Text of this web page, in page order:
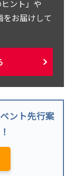
ント」や
をお届けして
ント先行案